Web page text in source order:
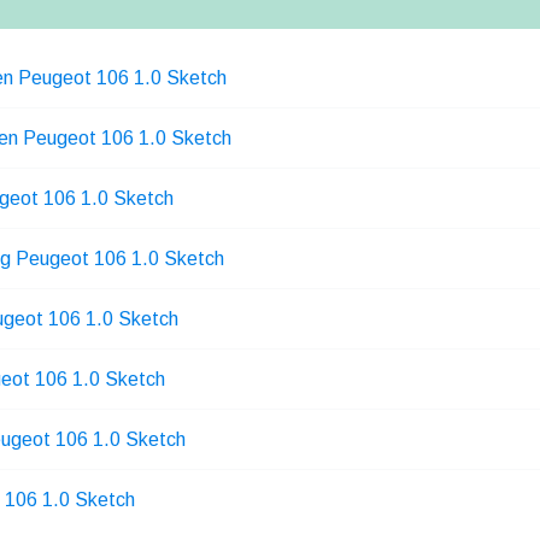
Peugeot 106 1.0 Sketch
Peugeot 106 1.0 Sketch
106 1.0 Sketch
Peugeot 106 1.0 Sketch
106 1.0 Sketch
106 1.0 Sketch
106 1.0 Sketch
1.0 Sketch